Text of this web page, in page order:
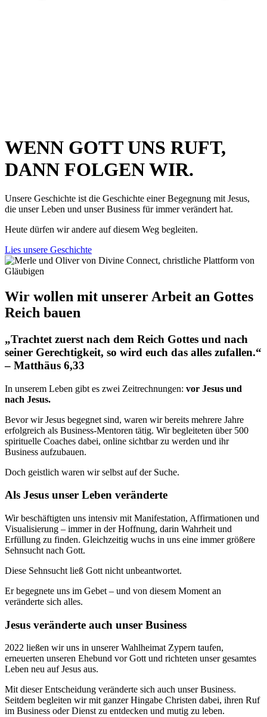
WENN GOTT UNS RUFT,
DANN FOLGEN WIR.
Unsere Geschichte ist die Geschichte einer Begegnung mit Jesus,
die unser Leben und unser Business für immer verändert hat.
Heute dürfen wir andere auf diesem Weg begleiten.
Lies unsere Geschichte
Wir wollen mit unserer Arbeit an Gottes
Reich bauen
„Trachtet zuerst nach dem Reich Gottes und nach
seiner Gerechtigkeit, so wird euch das alles zufallen.“
– Matthäus 6,33
In unserem Leben gibt es zwei Zeitrechnungen: vor Jesus und
nach Jesus.
Bevor wir Jesus begegnet sind, waren wir bereits mehrere Jahre
erfolgreich als Business-Mentoren tätig. Wir begleiteten über 500
spirituelle Coaches dabei, online sichtbar zu werden und ihr
Business aufzubauen.
Doch geistlich waren wir selbst auf der Suche.
Als Jesus unser Leben veränderte
Wir beschäftigten uns intensiv mit Manifestation, Affirmationen und
Visualisierung – immer in der Hoffnung, darin Wahrheit und
Erfüllung zu finden. Gleichzeitig wuchs in uns eine immer größere
Sehnsucht nach Gott.
Diese Sehnsucht ließ Gott nicht unbeantwortet.
Er begegnete uns im Gebet – und von diesem Moment an
veränderte sich alles.
Jesus veränderte auch unser Business
2022 ließen wir uns in unserer Wahlheimat Zypern taufen,
erneuerten unseren Ehebund vor Gott und richteten unser gesamtes
Leben neu auf Jesus aus.
Mit dieser Entscheidung veränderte sich auch unser Business.
Seitdem begleiten wir mit ganzer Hingabe Christen dabei, ihren Ruf
im Business oder Dienst zu entdecken und mutig zu leben.